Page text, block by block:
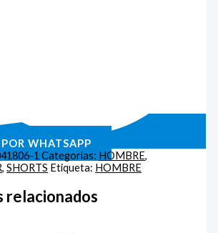
WHATSAPP
1 Categorías: HOMBRE,
,SHORTS Etiqueta: HOMBRE
relacionados